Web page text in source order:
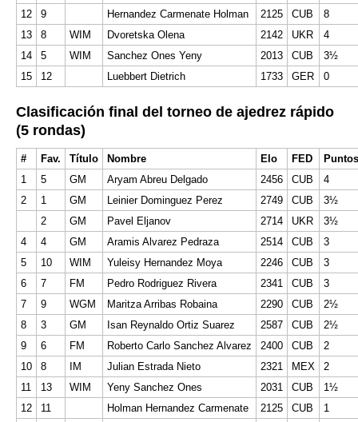
12
9 Hernandez Carmenate Holman 2125 CUB
8
13
8 WIM Dvoretska Olena 2142 UKR
4
14
5 WIM Sanchez Ones Yeny 2013 CUB
3½
15
12 Luebbert Dietrich 1733 GER 0
Clasificación final del torneo de ajedrez rápido
(5 rondas)
# Fav. Título Nombre Elo FED
Puntos
1
5 GM Aryam Abreu Delgado 2456 CUB
4
2
1 GM Leinier Dominguez Perez 2749 CUB
3½
2
GM Pavel Eljanov 2714 UKR
3½
4
4 GM Aramis Alvarez Pedraza 2514 CUB
3
5
10 WIM Yuleisy Hernandez Moya 2246 CUB
3
6
7 FM Pedro Rodriguez Rivera 2341 CUB
3
7
9 WGM Maritza Arribas Robaina 2290 CUB
2½
8
3 GM Isan Reynaldo Ortiz Suarez 2587 CUB
2½
9
6 FM Roberto Carlo Sanchez Alvarez 2400 CUB
2
10
8 IM Julian Estrada Nieto 2321 MEX
2
11
13 WIM Yeny Sanchez Ones 2031 CUB
1½
12
11 Holman Hernandez Carmenate 2125 CUB
1